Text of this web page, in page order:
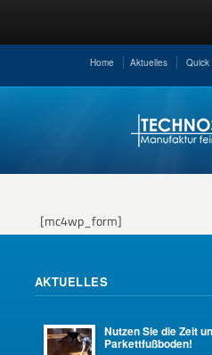
Home Aktuelles Quick
[mc4wp_form]
AKTUELLES
Nutzen Sie die Zeit
Parkettfußboden!